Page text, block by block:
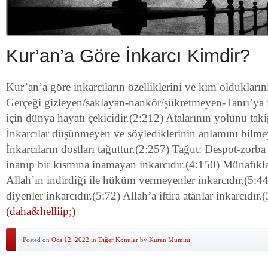
Kur’an’a Göre İnkarcı Kimdir?
Kur’an’a göre inkarcıların özelliklerini ve kim
Gerçeği gizleyen/saklayan-nankör/şükretmeyen-
için dünya hayatı çekicidir.(2:212) Atalarının yolunu
İnkarcılar düşünmeyen ve söylediklerinin anlamını
İnkarcıların dostları tağuttur.(2:257) Tağut: Despot-zorba
inanıp bir kısmına inamayan inkarcıdır.(4:150)
Allah’ın indirdiği ile hüküm vermeyenler
diyenler inkarcıdır.(5:72) Allah’a iftira atanlar
(daha&helliip;)
Posted on Oca 12, 2022 in Diğer Konular by Kuran Mumini